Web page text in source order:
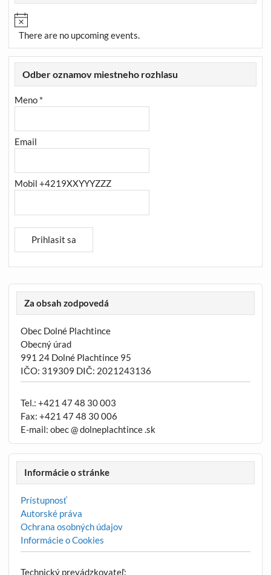
There are no upcoming events.
Odber oznamov miestneho rozhlasu
Meno *
Email
Mobil +4219XXYYYZZZ
Za obsah zodpovedá
Obec Dolné Plachtince
Obecný úrad
991 24 Dolné Plachtince 95
IČO: 319309 DIČ: 2021243136
Tel.: +421 47 48 30 003
Fax: +421 47 48 30 006
E-mail: obec @ dolneplachtince .sk
Informácie o stránke
Prístupnosť
Autorské práva
Ochrana osobných údajov
Informácie o Cookies
Technický prevádzkovateľ: